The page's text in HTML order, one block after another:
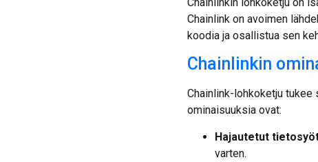
Chainlink on avoimen
koodia ja osallistua sen
Chainlinkin
Chainlink-lohkoketju
ominaisuuksia ovat:
Hajautetut
varten.